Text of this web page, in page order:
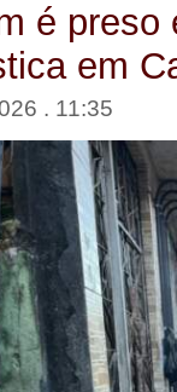
é preso
em
. 11:35